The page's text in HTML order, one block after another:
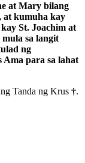
at Mary bilang
at kumuha kay
St. Joachim at
sa langit
ng
Ama para sa lahat
Tanda ng Krus †.